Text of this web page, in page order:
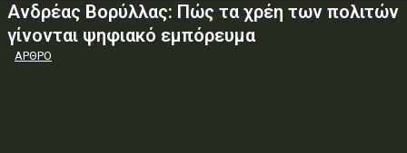
Ανδρέας Βορύλλας: Πώς τα χρέη των πολιτών
γίνονται ψηφιακό εµπόρευµα
ΑΡΘΡΟ